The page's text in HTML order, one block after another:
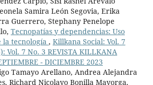
Samira León Segovia, Erika
Guerrero, Stephany Penelope
Tecnopatías y dependencias: Uso
tecnología , Killkana Social: Vol. 7
Vol. 7 No. 3 REVISTA KILLKANA
- DICIEMBRE 2023
Tamayo Arellano, Andrea Alejandra
Richard Nicolayo Bonilla Mayorga,